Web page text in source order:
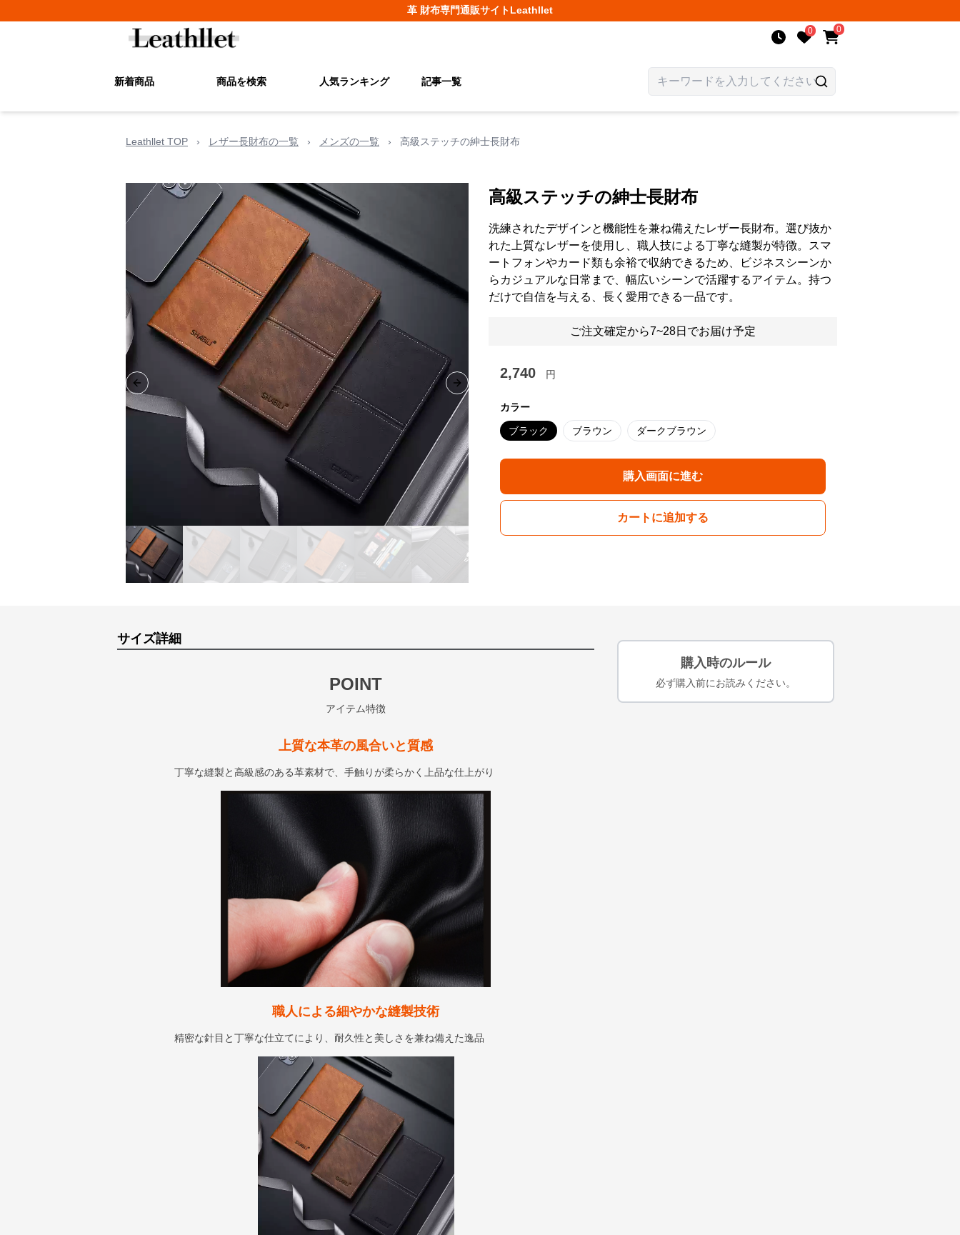
革 財布専門通販サイトLeathllet
0 0
新着商品 商品を検索 人気ランキング 記事一覧
Leathllet TOP › レザー長財布の一覧 › メンズの一覧 › 高級ステッチの紳士長財布
Previous slide Next slide
高級ステッチの紳士長財布
洗練されたデザインと機能性を兼ね備えたレザー長財布。選び抜か
れた上質なレザーを使用し、職人技による丁寧な縫製が特徴。スマ
ートフォンやカード類も余裕で収納できるため、ビジネスシーンか
らカジュアルな日常まで、幅広いシーンで活躍するアイテム。持つ
だけで自信を与える、長く愛用できる一品です。
ご注文確定から7~28日でお届け予定
2,740 円
カラー
ブラック ブラウン ダークブラウン
購入画面に進む
カートに追加する
サイズ詳細
POINT
アイテム特徴
上質な本革の風合いと質感
丁寧な縫製と高級感のある革素材で、手触りが柔らかく上品な仕上がり
職人による細やかな縫製技術
精密な針目と丁寧な仕立てにより、耐久性と美しさを兼ね備えた逸品
購入時のルール
必ず購入前にお読みください。